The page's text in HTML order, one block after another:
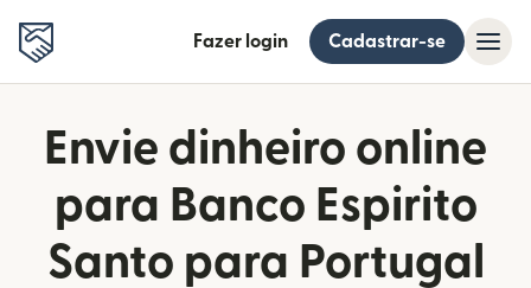
Fazer login Cadastrar-se
Envie dinheiro online
para Banco Espirito
Santo para Portugal